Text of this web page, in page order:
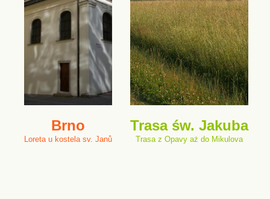
Brno
Loreta u kostela sv. Janů
Trasa św. Jakuba
Trasa z Opavy aż do Mikulova